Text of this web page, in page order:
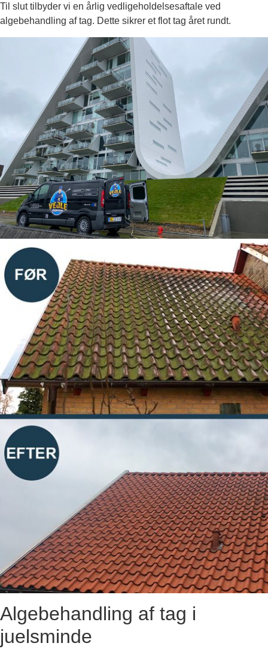
Til slut tilbyder vi en årlig vedligeholdelsesaftale ved
algebehandling af tag. Dette sikrer et flot tag året rundt.
Algebehandling af tag i
juelsminde